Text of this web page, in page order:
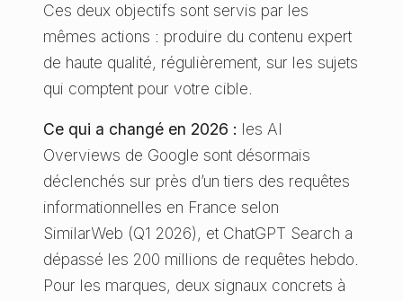
Ces deux objectifs sont servis par les
mêmes actions : produire du contenu expert
de haute qualité, régulièrement, sur les sujets
qui comptent pour votre cible.
Ce qui a changé en 2026 : les AI
Overviews de Google sont désormais
déclenchés sur près d’un tiers des requêtes
informationnelles en France selon
SimilarWeb (Q1 2026), et ChatGPT Search a
dépassé les 200 millions de requêtes hebdo.
Pour les marques, deux signaux concrets à